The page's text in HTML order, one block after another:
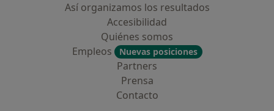
Así organizamos los resultados
Accesibilidad
Quiénes somos
Empleos
Nuevas posiciones
Partners
Prensa
Contacto